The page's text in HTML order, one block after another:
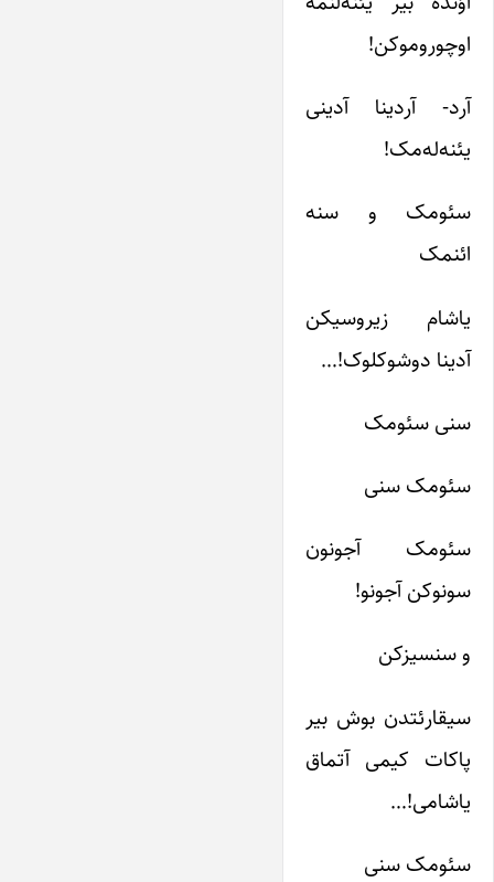
اوچوروموکن!
آرد- آردینا آدینی
یئنه‌له‌مک!
سئومک و سنه
ائنمک
یاشام زیروسیکن
آدینا دوشوکلوک!…
سنی سئومک
سئومک سنی
سئومک آجونون
سونوکن آجونو!
و سنسیزکن
سیقارئتدن بوش بیر
پاکات کیمی آتماق
یاشامی!…
سئومک سنی